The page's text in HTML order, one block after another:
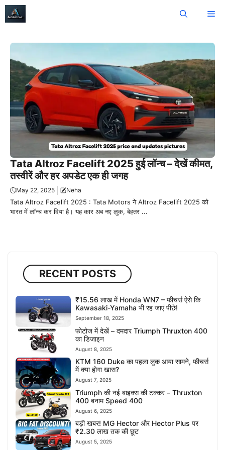
Skip
Tata Altroz Facelift 2025 हुई लॉन्च – देखें कीमत,
तस्वीरें और हर अपडेट एक ही जगह
May 22, 2025 Neha
Tata Altroz Facelift 2025 : Tata Motors ने Altroz Facelift 2025 को
भारत में लॉन्च कर दिया है। यह कार अब नए लुक, बेहतर ...
RECENT POSTS
₹15.56 लाख में Honda WN7 – फीचर्स ऐसे कि
Kawasaki-Yamaha भी रह जाएं पीछे!
September 18, 2025
फोटोज में देखें – दमदार Triumph Thruxton 400
का डिजाइन
August 8, 2025
KTM 160 Duke का पहला लुक आया सामने, फीचर्स
में क्या होगा खास?
August 7, 2025
Triumph की नई बाइक्स की टक्कर – Thruxton
400 बनाम Speed 400
August 6, 2025
बड़ी खबर! MG Hector और Hector Plus पर
₹2.30 लाख तक की छूट
August 5, 2025